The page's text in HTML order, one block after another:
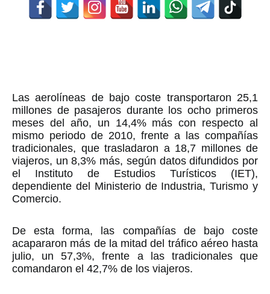
Las aerolíneas de bajo coste transportaron 25,1
millones de pasajeros durante los ocho primeros
meses del año, un 14,4% más con respecto al
mismo periodo de 2010, frente a las compañías
tradicionales, que trasladaron a 18,7 millones de
viajeros, un 8,3% más, según datos difundidos por
el Instituto de Estudios Turísticos (IET),
dependiente del Ministerio de Industria, Turismo y
Comercio.
De esta forma, las compañías de bajo coste
acapararon más de la mitad del tráfico aéreo hasta
julio, un 57,3%, frente a las tradicionales que
comandaron el 42,7% de los viajeros.